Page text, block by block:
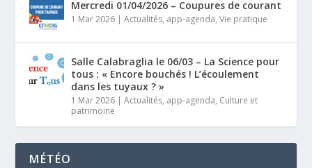
Mercredi 01/04/2026 – Coupures de courant
1 Mar 2026 |Actualités, app-agenda,Vie pratique
Salle Calabraglia le 06/03 – La Science pour
tous : « Encore bouchés ! L’écoulement
dans les tuyaux ? »
1 Mar 2026 |Actualités, app-agenda, Culture et
patrimoine
MÉTÉO